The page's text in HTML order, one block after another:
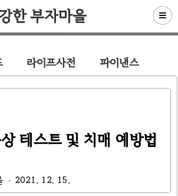
한 부자마을
라이프사전 파이낸스
테스트 및 치매 예방법
2021. 12. 15.